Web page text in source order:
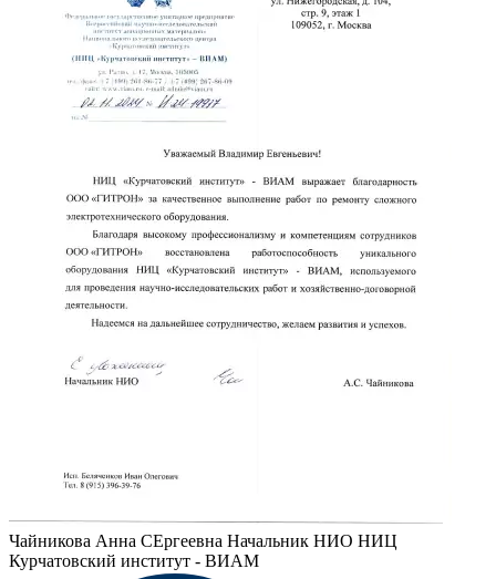
Чайникова Анна СЕргеевна Начальник НИО НИЦ
Курчатовский институт - ВИАМ